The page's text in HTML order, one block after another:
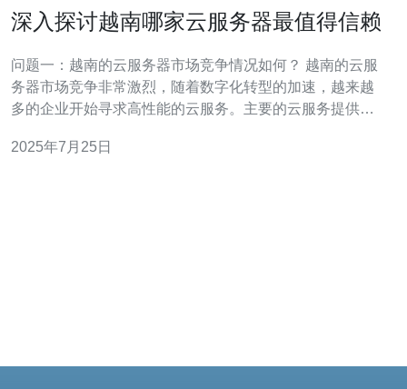
深入探讨越南哪家云服务器最值得信赖
问题一：越南的云服务器市场竞争情况如何？ 越南的云服
务器市场竞争非常激烈，随着数字化转型的加速，越来越
多的企业开始寻求高性能的云服务。主要的云服务提供商
知名品牌如AWS和Google Cloud。每个供应商都有其独特
2025年7月25日